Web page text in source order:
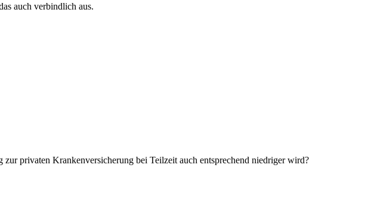
auch verbindlich aus.
privaten Krankenversicherung bei Teilzeit auch entsprechend niedriger wird?